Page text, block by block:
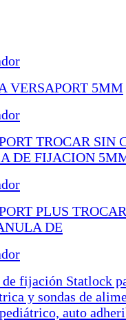
VERSAPORT 5MM
TROCAR SIN
DE FIJACION
PLUS
DE
de fijación Statlock
y sondas de
auto